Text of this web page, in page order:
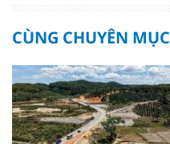
CÙNG CHUYÊN MỤC